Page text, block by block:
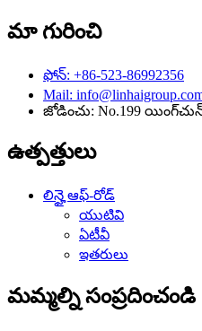
మా గురించి
ఫోన్: +86-523-86992356
Mail:
జోడించు: No.199
ఉత్పత్తులు
లిన్హై ఆఫ్-రోడ్
యుటివి
ఏటీవీ
ఇతరులు
మమ్మల్ని సంప్రదించండి